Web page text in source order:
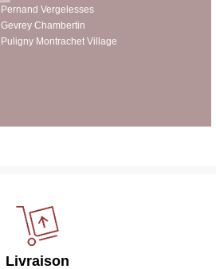
Pernand Vergelesses
Gevrey Chambertin
Puligny Montrachet Village
Livraison